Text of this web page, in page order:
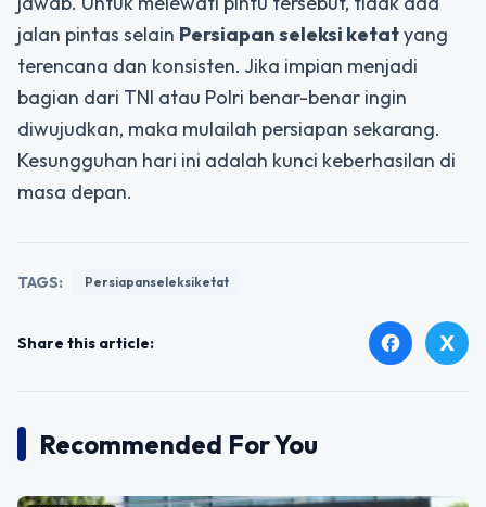
jalan pintas selain Persiapan seleksi ketatyang
terencana dan konsisten. Jika impian menjadi
bagian dari TNI atau Polri benar-benar ingin
diwujudkan, maka mulailah persiapan sekarang.
Kesungguhan hari ini adalah kunci keberhasilan di
masa depan.
TAGS: Persiapanseleksiketat
Share this article: facebook X
Recommended For You